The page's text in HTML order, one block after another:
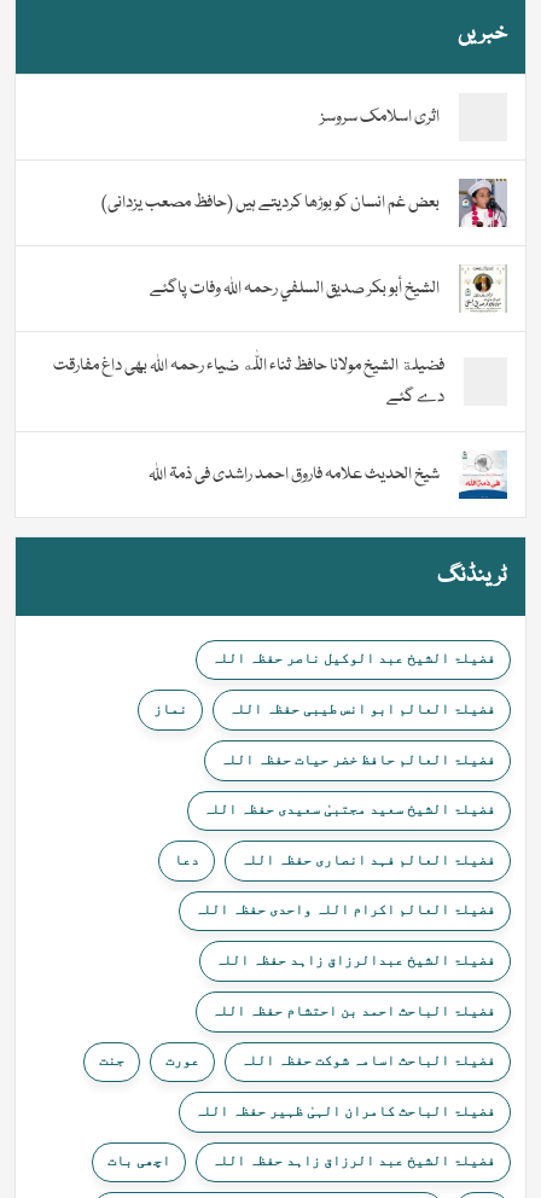
خبریں
اثری اسلامک سروسز
بعض غم انسان کو بوڑھا کردیتے ہیں (حافظ مصعب یزدانی)
الشيخ أبو بكر صديق السلفي رحمہ اللہ وفات پاگئے
فضیلة الشيخ مولانا حافظ ثناء اللّٰه ضیاء رحمہ اللہ بھی داغ مفارقت
دے گئے
شیخ الحدیث علامہ فاروق احمد راشدی فی ذمۃ اللہ
ٹرینڈنگ
فضیلۃ الشیخ عبد الوکیل ناصر حفظہ اللہ
فضیلۃ العالم ابو انس طیبی حفظہ اللہ نماز
فضیلۃ العالم حافظ خضر حیات حفظہ اللہ
فضیلۃ الشیخ سعید مجتبیٰ سعیدی حفظہ اللہ
فضیلۃ العالم فہد انصاری حفظہ اللہ دعا
فضیلۃ العالم اکرام اللہ واحدی حفظہ اللہ
فضیلۃ الشیخ عبدالرزاق زاہد حفظہ اللہ
فضیلۃ الباحث احمد بن احتشام حفظہ اللہ
فضیلۃ الباحث اسامہ شوکت حفظہ اللہ عورت جنت
فضیلۃ الباحث کامران الہیٰ ظہیر حفظہ اللہ
فضیلۃ الشیخ عبد الرزاق زاہد حفظہ اللہ اچھی بات